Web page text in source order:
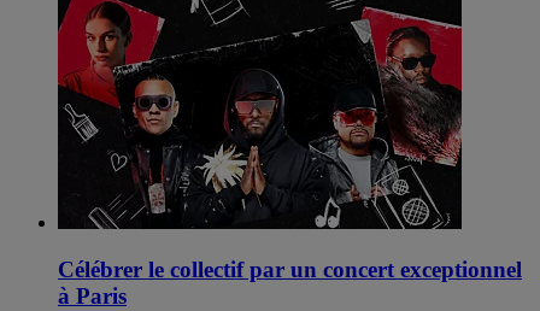
Célébrer le collectif par un concert exceptionnel
à Paris